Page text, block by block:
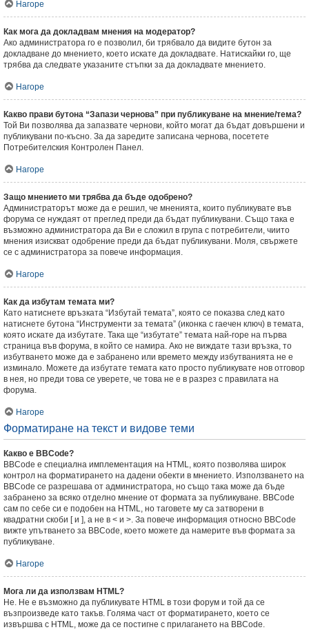
Нагоре
Как мога да докладвам мнения на модератор?
Ако администратора го е позволил, би трябвало да видите бутон за
докладване до мнението, което искате да докладвате. Натискайки го, ще
трябва да следвате указаните стъпки за да докладвате мнението.
Нагоре
Какво прави бутона “Запази чернова” при публикуване на мнение/тема?
Той Ви позволява да запазвате чернови, който могат да бъдат довършени и
публикувани по-късно. За да заредите записана чернова, посетете
Потребителския Контролен Панел.
Нагоре
Защо мнението ми трябва да бъде одобрено?
Администраторът може да е решил, че мненията, които публикувате във
форума се нуждаят от преглед преди да бъдат публикувани. Също така е
възможно администратора да Ви е сложил в група с потребители, чиито
мнения изискват одобрение преди да бъдат публикувани. Моля, свържете
се с администратора за повече информация.
Нагоре
Как да избутам темата ми?
Като натиснете връзката “Избутай темата”, която се показва след като
натиснете бутона “Инструменти за темата” (иконка с гаечен ключ) в темата,
която искате да избутате. Така ще “избутате” темата най-горе на първа
страница във форума, в който се намира. Ако не виждате тази връзка, то
избутването може да е забранено или времето между избутванията не е
изминало. Можете да избутате темата като просто публикувате нов отговор
в нея, но преди това се уверете, че това не е в разрез с правилата на
форума.
Нагоре
Форматиране на текст и видове теми
Какво е BBCode?
BBCode е специална имплементация на HTML, която позволява широк
контрол на форматирането на дадени обекти в мнението. Използването на
BBCode се разрешава от администратора, но също така може да бъде
забранено за всяко отделно мнение от формата за публикуване. BBCode
сам по себе си е подобен на HTML, но таговете му са затворени в
квадратни скоби [ и ], а не в < и >. За повече информация относно BBCode
вижте упътването за BBCode, което можете да намерите във формата за
публикуване.
Нагоре
Мога ли да използвам HTML?
Не. Не е възможно да публикувате HTML в този форум и той да се
възпроизведе като такъв. Голяма част от форматирането, което се
извършва с HTML, може да се постигне с прилагането на BBCode.